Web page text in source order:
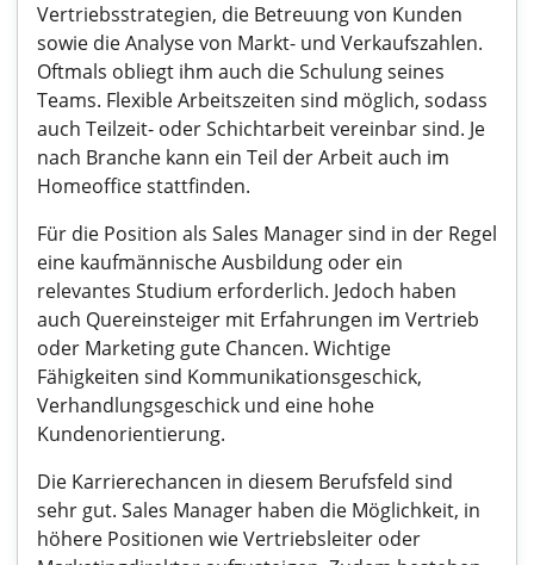
Vertriebsstrategien, die Betreuung von Kunden
sowie die Analyse von Markt- und Verkaufszahlen.
Oftmals obliegt ihm auch die Schulung seines
Teams. Flexible Arbeitszeiten sind möglich, sodass
auch Teilzeit- oder Schichtarbeit vereinbar sind. Je
nach Branche kann ein Teil der Arbeit auch im
Homeoffice stattfinden.
Für die Position als Sales Manager sind in der Regel
eine kaufmännische Ausbildung oder ein
relevantes Studium erforderlich. Jedoch haben
auch Quereinsteiger mit Erfahrungen im Vertrieb
oder Marketing gute Chancen. Wichtige
Fähigkeiten sind Kommunikationsgeschick,
Verhandlungsgeschick und eine hohe
Kundenorientierung.
Die Karrierechancen in diesem Berufsfeld sind
sehr gut. Sales Manager haben die Möglichkeit, in
höhere Positionen wie Vertriebsleiter oder